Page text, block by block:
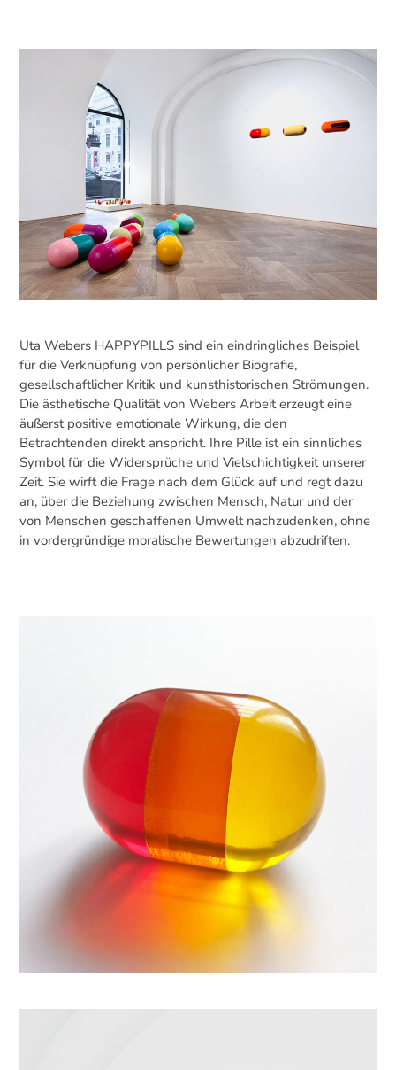
Uta Webers HAPPYPILLS sind ein eindringliches Beispiel
für die Verknüpfung von persönlicher Biografie,
gesellschaftlicher Kritik und kunsthistorischen Strömungen.
Die ästhetische Qualität von Webers Arbeit erzeugt eine
äußerst positive emotionale Wirkung, die den
Betrachtenden direkt anspricht. Ihre Pille ist ein sinnliches
Symbol für die Widersprüche und Vielschichtigkeit unserer
Zeit. Sie wirft die Frage nach dem Glück auf und regt dazu
an, über die Beziehung zwischen Mensch, Natur und der
von Menschen geschaffenen Umwelt nachzudenken, ohne
in vordergründige moralische Bewertungen abzudriften.